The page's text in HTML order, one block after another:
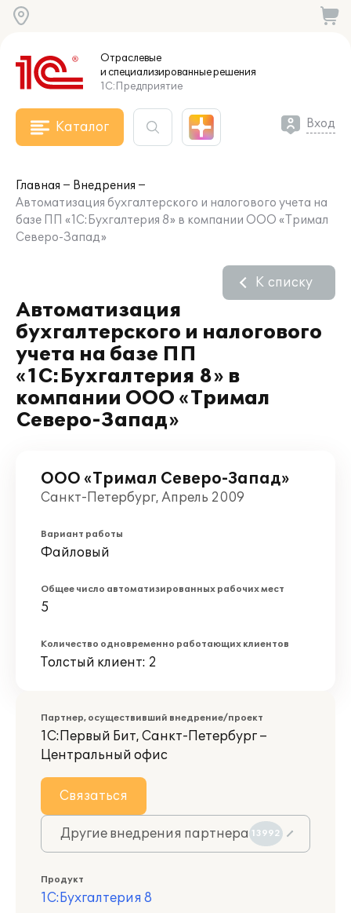
Отраслевые
и специализированныерешения
1С:Предприятие
Каталог Вход
Главная
Внедрения
Автоматизация бухгалтерского и налогового учета на
базе ПП «1C:Бухгалтерия 8» в компании ООО «Тримал
Северо-Запад»
Автоматизация
бухгалтерского и налогового
учета на базе ПП
«1C:Бухгалтерия 8» в
компании ООО «Тримал
Северо-Запад»
К списку
ООО «Тримал Северо-Запад»
Санкт-Петербург, Апрель 2009
Вариант работы
Файловый
Общее число автоматизированных рабочих мест
5
Количество одновременно работающих клиентов
Толстый клиент: 2
Партнер, осуществивший внедрение/проект
1С:Первый Бит, Санкт-Петербург –
Центральный офис
Связаться
Другие внедрения партнера 13992
Продукт
1С:Бухгалтерия 8